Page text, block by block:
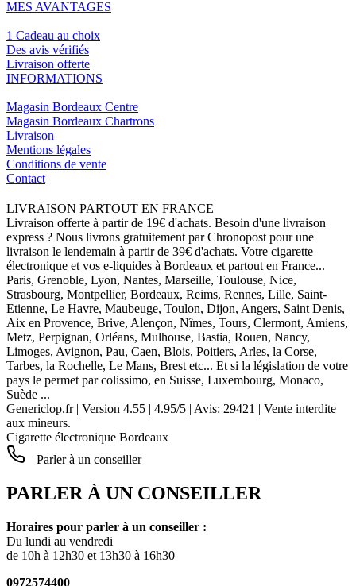
MES AVANTAGES
1 Cadeau au choix
Des avis vérifiés
Livraison offerte
INFORMATIONS
Magasin Bordeaux Centre
Magasin Bordeaux Chartrons
Livraison
Mentions légales
Conditions de vente
Contact
LIVRAISON PARTOUT EN FRANCE
Livraison offerte à partir de 19€ d'achats. Besoin d'une livraison
express ? Nous livrons gratuitement par Chronopost pour une
livraison le lendemain à partir de 39€ d'achats. Votre cigarette
électronique et vos e-liquides à Bordeaux et partout en France...
Paris, Grenoble, Lyon, Nantes, Marseille, Toulouse, Nice,
Strasbourg, Montpellier, Bordeaux, Reims, Rennes, Lille, Saint-
Etienne, Le Havre, Maubeuge, Toulon, Dijon, Angers, Saint Denis,
Aix en Provence, Brive, Alençon, Nîmes, Tours, Clermont, Amiens,
Metz, Perpignan, Orléans, Mulhouse, Bastia, Rouen, Nancy,
Limoges, Avignon, Pau, Caen, Blois, Poitiers, Arles, la Corse,
Tarbes, la Rochelle, Le Mans, Brest etc... Et si la législation de votre
pays le permet par colissimo, en Suisse, Luxembourg, Monaco,
Suède ...
Genericlop.fr| Version 4.55 | 4.95/5 | Avis: 29421 | Vente interdite
aux mineurs.
Cigarette électronique Bordeaux
Parler à un conseiller
PARLER À UN CONSEILLER
Horaires pour parler à un conseiller :
Du lundi au vendredi
de 10h à 12h30 et 13h30 à 16h30
0972574400